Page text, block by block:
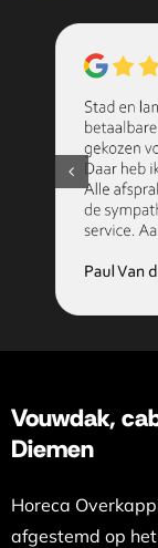
Vouwdak,
Diemen
Horeca
afgestemd op